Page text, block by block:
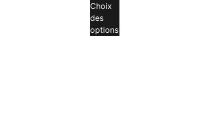
Choix
des
options